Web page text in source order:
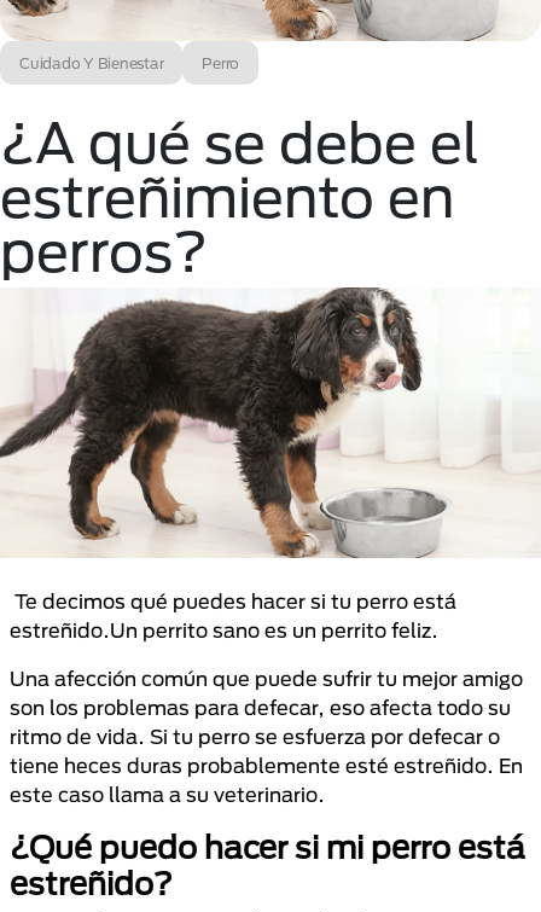
Cuidado Y Bienestar Perro
¿A qué se debe el
estreñimiento en
perros?
Te decimos qué puedes hacer si tu perro está
estreñido.Un perrito sano es un perrito feliz.
Una afección común que puede sufrir tu mejor amigo
son los problemas para defecar, eso afecta todo su
ritmo de vida. Si tu perro se esfuerza por defecar o
tiene heces duras probablemente esté estreñido. En
este caso llama a su veterinario.
¿Qué puedo hacer si mi perro está
estreñido?